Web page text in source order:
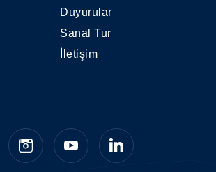
Duyurular
Sanal Tur
İletişim